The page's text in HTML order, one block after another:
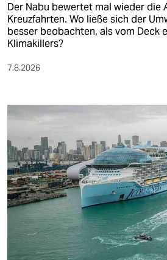
Der Nabu bewertet mal wieder die
Kreuzfahrten. Wo ließe sich der
besser beobachten, als vom Deck
Klimakillers?
7.8.2026